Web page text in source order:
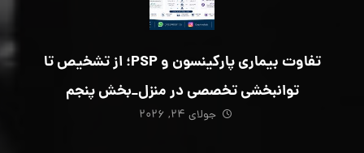
تفاوت بیماری پارکینسون و PSP؛ از تشخیص تا
توانبخشی تخصصی در منزل_بخش پنجم
جولای ۲۴, ۲۰۲۶